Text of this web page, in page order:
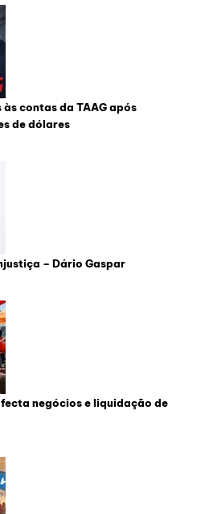
às contas da TAAG após
de dólares
– Dário Gaspar
negócios e liquidação de